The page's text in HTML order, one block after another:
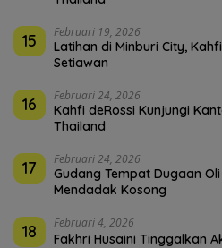
15 Februari 19, 2026
Latihan di Minburi City,
Setiawan
16 Februari 24, 2026
Kahfi deRossi Kunjungi
Thailand
17 Februari 24, 2026
Gudang Tempat Dugaan
Mendadak Kosong
18 Februari 4, 2026
Fakhri Husaini Tinggalkan